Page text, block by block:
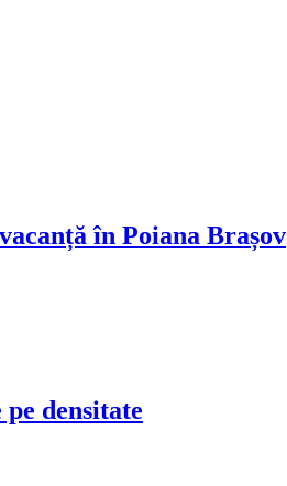
în Poiana Brașov
densitate